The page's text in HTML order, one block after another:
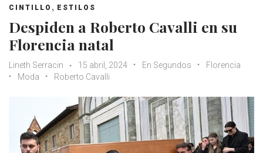
CINTILLO , ESTILOS
Despiden a Roberto Cavalli en su
Florencia natal
Lineth Serracin 15 abril, 2024 En Segundos
Florencia
Moda
Roberto Cavalli